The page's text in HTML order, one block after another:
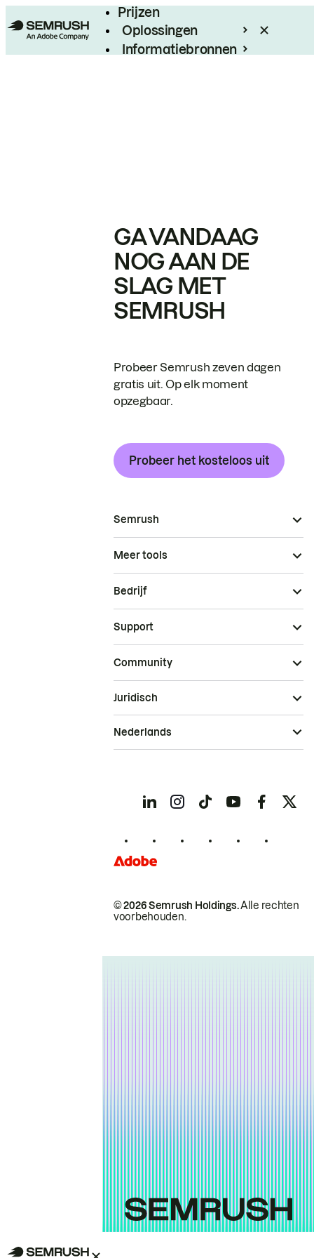
Prijzen
Oplossingen
Informatiebronnen
GA VANDAAG
NOG AAN DE
SLAG MET
SEMRUSH
Probeer Semrush zeven dagen
gratis uit. Op elk moment
opzegbaar.
Probeer het kosteloos uit
Semrush
Meer tools
Bedrijf
Support
Community
© 2026 Semrush Holdings.Alle rechten
voorbehouden.
Juridisch
Nederlands